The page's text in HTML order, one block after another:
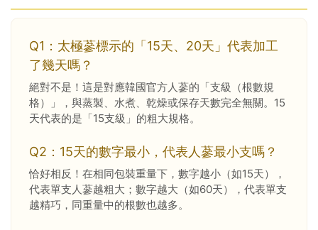
Q1：太極蔘標示的「15天、20天」代表加工
了幾天嗎？
絕對不是！這是對應韓國官方人蔘的「支級（根數規
格）」，與蒸製、水煮、乾燥或保存天數完全無關。15
天代表的是「15支級」的粗大規格。
Q2：15天的數字最小，代表人蔘最小支嗎？
恰好相反！在相同包裝重量下，數字越小（如15天），
代表單支人蔘越粗大；數字越大（如60天），代表單支
越精巧，同重量中的根數也越多。